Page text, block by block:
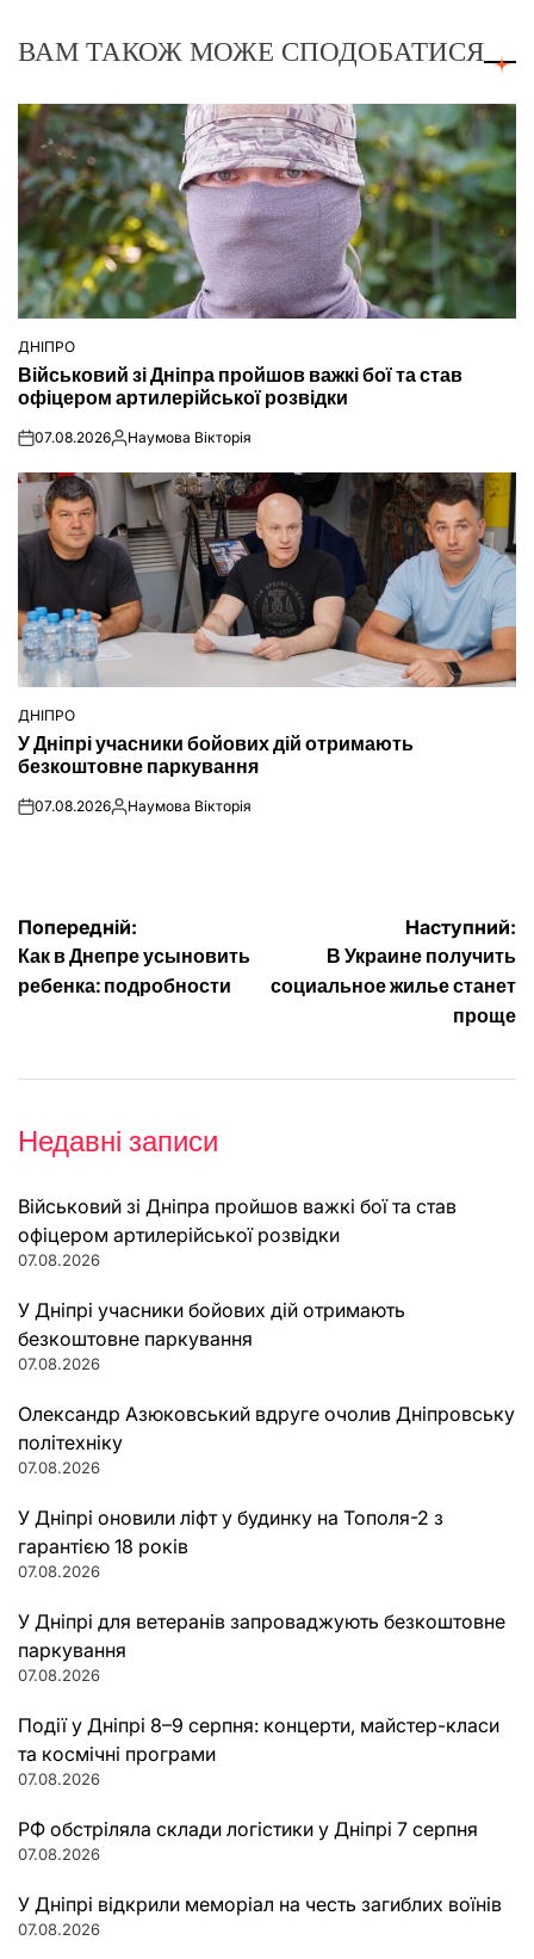
ВАМ ТАКОЖ МОЖЕ СПОДОБАТИСЯ
ОПУБЛІКУВАТИ
У
ДНІПРО
Військовий зі Дніпра пройшов важкі бої та став
офіцером артилерійської розвідки
on07.08.2026Опубліковано
Наумова Вікторія
ОПУБЛІКУВАТИ
У
ДНІПРО
У Дніпрі учасники бойових дій отримають
безкоштовне паркування
on07.08.2026Опубліковано
Наумова Вікторія
Навігація
записів
Попередній:
Как в Днепре усыновить
ребенка: подробности
Наступний:
В Украине получить
социальное жилье станет
проще
Недавні записи
Військовий зі Дніпра пройшов важкі бої та став
офіцером артилерійської розвідки
07.08.2026
У Дніпрі учасники бойових дій отримають
безкоштовне паркування
07.08.2026
Олександр Азюковський вдруге очолив Дніпровську
політехніку
07.08.2026
У Дніпрі оновили ліфт у будинку на Тополя-2 з
гарантією 18 років
07.08.2026
У Дніпрі для ветеранів запроваджують безкоштовне
паркування
07.08.2026
Події у Дніпрі 8–9 серпня: концерти, майстер-класи
та космічні програми
07.08.2026
РФ обстріляла склади логістики у Дніпрі 7 серпня
07.08.2026
У Дніпрі відкрили меморіал на честь загиблих воїнів
07.08.2026